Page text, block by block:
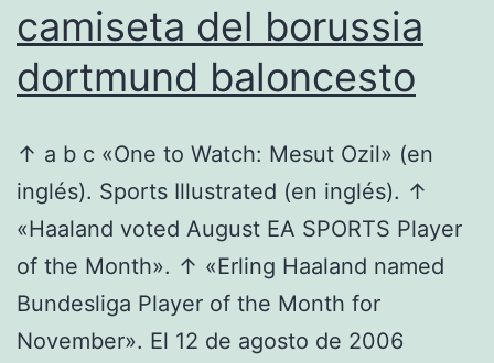
camiseta del borussia
dortmund baloncesto
↑ a b c «One to Watch: Mesut Ozil» (en
inglés). Sports Illustrated (en inglés). ↑
«Haaland voted August EA SPORTS Player
of the Month». ↑ «Erling Haaland named
Bundesliga Player of the Month for
November». El 12 de agosto de 2006